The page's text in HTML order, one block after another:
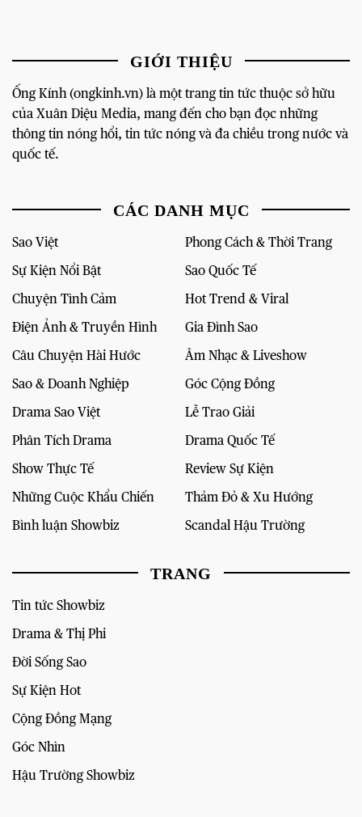
GIỚI THIỆU
Ống Kính (ongkinh.vn) là một trang tin tức thuộc sở hữu
của Xuân Diệu Media, mang đến cho bạn đọc những
thông tin nóng hổi, tin tức nóng và đa chiều trong nước và
quốc tế.
CÁC DANH MỤC
Sao Việt
Phong Cách & Thời Trang
Sự Kiện Nổi Bật
Sao Quốc Tế
Chuyện Tình Cảm
Hot Trend & Viral
Điện Ảnh & Truyền Hình
Gia Đình Sao
Câu Chuyện Hài Hước
Âm Nhạc & Liveshow
Sao & Doanh Nghiệp
Góc Cộng Đồng
Drama Sao Việt
Lễ Trao Giải
Phân Tích Drama
Drama Quốc Tế
Show Thực Tế
Review Sự Kiện
Những Cuộc Khẩu Chiến
Thảm Đỏ & Xu Hướng
Bình luận Showbiz
Scandal Hậu Trường
TRANG
Tin tức Showbiz
Drama & Thị Phi
Đời Sống Sao
Sự Kiện Hot
Cộng Đồng Mạng
Góc Nhìn
Hậu Trường Showbiz